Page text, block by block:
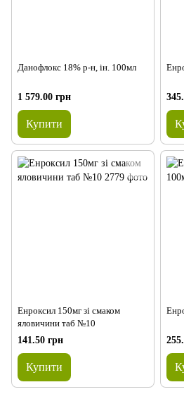
Данофлокс 18% р-н, ін. 100мл
1 579.00 грн
Купити
Енроксил 150мг зі смаком
яловичини таб №10
141.50 грн
Купити